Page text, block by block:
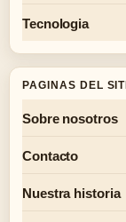
Tecnologia
PAGINAS DEL
Sobre nosotros
Contacto
Nuestra historia